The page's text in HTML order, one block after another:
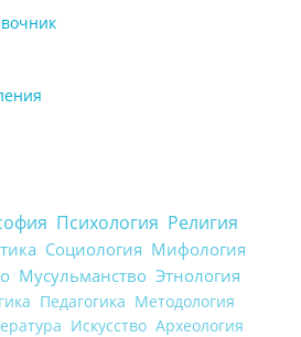
Психология Религия
Социология Мифология
Мусульманство Этнология
Педагогика Методология
Искусство Археология